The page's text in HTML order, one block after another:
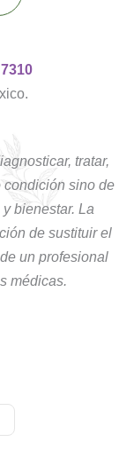
tratar,
condición sino de
bienestar. La
de sustituir el
un profesional
médicas.